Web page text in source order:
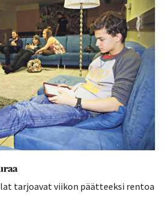
tarjoavat viikon päätteeksi rentoa